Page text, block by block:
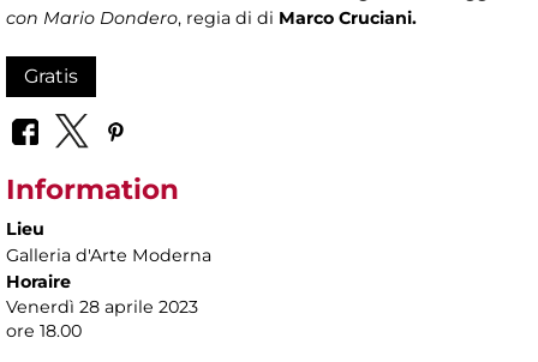
con Mario Dondero, regia di di Marco Cruciani.
Gratis
Information
Lieu
Galleria d'Arte Moderna
Horaire
Venerdì 28 aprile 2023
ore 18.00